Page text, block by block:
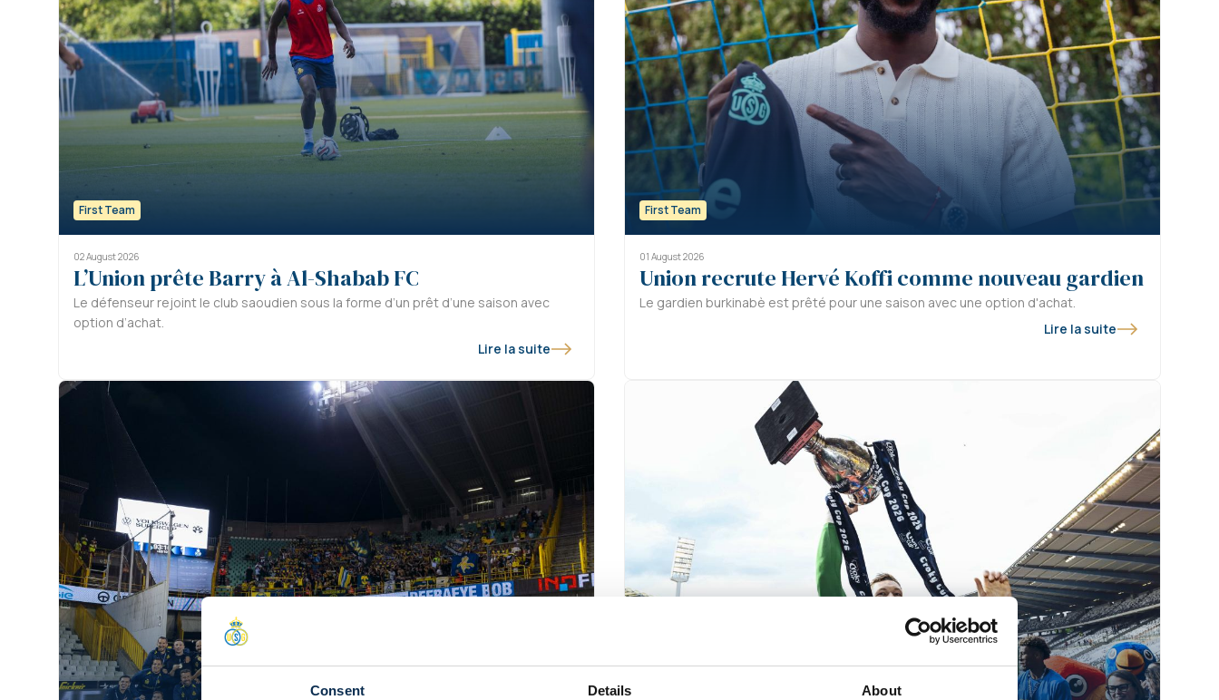
Consent Details About
First Team
02 August 2026
L’Union prête Barry à Al-Shabab FC
Le défenseur rejoint le club saoudien sous la forme d’un prêt d’une saison avec
option d’achat.
Lire la suite
First Team
01 August 2026
Union recrute Hervé Koffi comme nouveau gardien
Le gardien burkinabè est prêté pour une saison avec une option d'achat.
Lire la suite